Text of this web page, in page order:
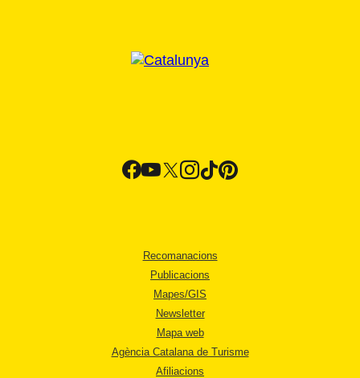
Recomanacions
Publicacions
Mapes/GIS
Newsletter
Mapa web
Agència Catalana de Turisme
Afiliacions